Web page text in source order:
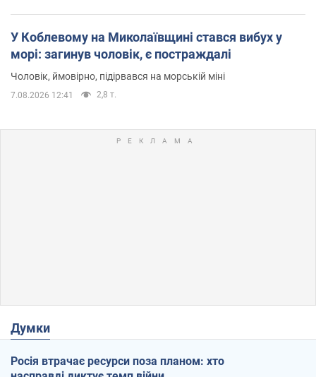
У Коблевому на Миколаївщині стався вибух у
морі: загинув чоловік, є постраждалі
Чоловік, ймовірно, підірвався на морській міні
7.08.2026 12:41 2,8 т.
Думки
Росія втрачає ресурси поза планом: хто